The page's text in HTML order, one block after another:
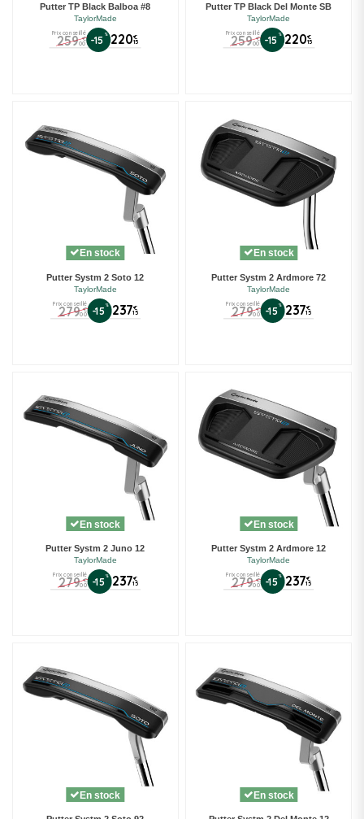
Putter TP Black Balboa #8
TaylorMade
Prix conseillé
259 €
00 -15 % 220€
15
Putter TP Black Del Monte SB
TaylorMade
Prix conseillé
259 €
00 -15 % 220€
15
En stock
Putter Systm 2 Soto 12
TaylorMade
Prix conseillé
279 €
00 -15 % 237€
15
En stock
Putter Systm 2 Ardmore 72
TaylorMade
Prix conseillé
279 €
00 -15 % 237€
15
En stock
Putter Systm 2 Juno 12
TaylorMade
Prix conseillé
279 €
00 -15 % 237€
15
En stock
Putter Systm 2 Ardmore 12
TaylorMade
Prix conseillé
279 €
00 -15 % 237€
15
En stock En stock